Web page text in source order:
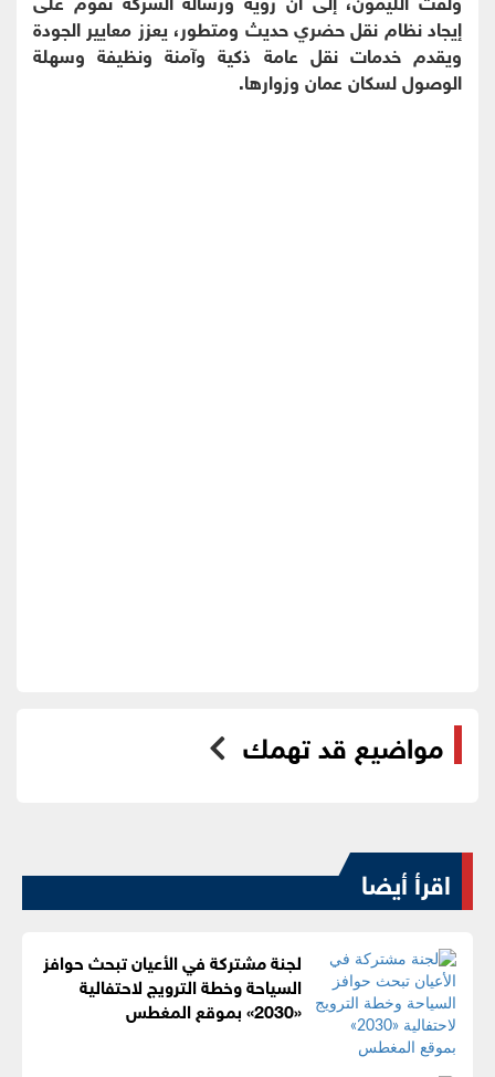
إيجاد نظام نقل حضري حديث ومتطور، يعزز معايير الجودة
ويقدم خدمات نقل عامة ذكية وآمنة ونظيفة وسهلة
الوصول لسكان عمان وزوارها.
مواضيع قد تهمك
اقرأ أيضا
لجنة مشتركة في الأعيان تبحث حوافز
السياحة وخطة الترويج لاحتفالية
«2030» بموقع المغطس